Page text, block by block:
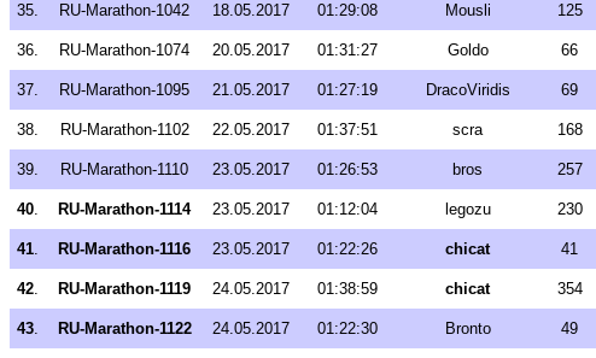
35. RU-Marathon-1042 18.05.2017 01:29:08 Mousli 125
36. RU-Marathon-1074 20.05.2017 01:31:27 Goldo 66
37. RU-Marathon-1095 21.05.2017 01:27:19 DracoViridis 69
38. RU-Marathon-1102 22.05.2017 01:37:51 scra 168
39. RU-Marathon-1110 23.05.2017 01:26:53 bros 257
40. RU-Marathon-1114 23.05.2017 01:12:04 legozu 230
41. RU-Marathon-1116 23.05.2017 01:22:26 chicat 41
42. RU-Marathon-1119 24.05.2017 01:38:59 chicat 354
43. RU-Marathon-1122 24.05.2017 01:22:30 Bronto 49